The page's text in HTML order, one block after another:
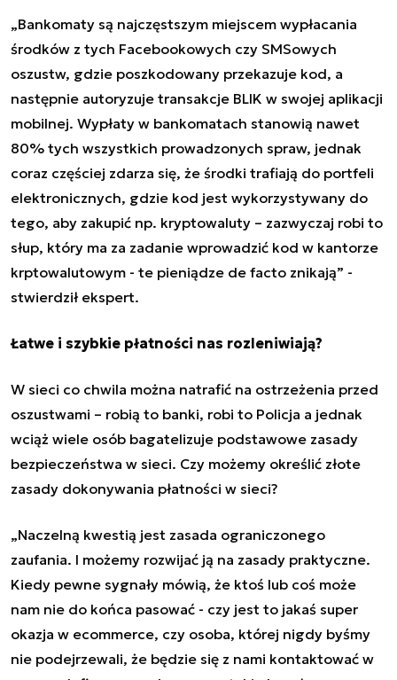
„Bankomaty są najczęstszym miejscem wypłacania
środków z tych Facebookowych czy SMSowych
oszustw, gdzie poszkodowany przekazuje kod, a
następnie autoryzuje transakcje BLIK w swojej aplikacji
mobilnej. Wypłaty w bankomatach stanowią nawet
80% tych wszystkich prowadzonych spraw, jednak
coraz częściej zdarza się, że środki trafiają do portfeli
elektronicznych, gdzie kod jest wykorzystywany do
tego, aby zakupić np. kryptowaluty – zazwyczaj robi to
słup, który ma za zadanie wprowadzić kod w kantorze
krptowalutowym - te pieniądze de facto znikają” -
stwierdził ekspert.
Łatwe i szybkie płatności nas rozleniwiają?
W sieci co chwila można natrafić na ostrzeżenia przed
oszustwami – robią to banki, robi to Policja a jednak
wciąż wiele osób bagatelizuje podstawowe zasady
bezpieczeństwa w sieci. Czy możemy określić złote
zasady dokonywania płatności w sieci?
„Naczelną kwestią jest zasada ograniczonego
zaufania. I możemy rozwijać ją na zasady praktyczne.
Kiedy pewne sygnały mówią, że ktoś lub coś może
nam nie do końca pasować - czy jest to jakaś super
okazja w ecommerce, czy osoba, której nigdy byśmy
nie podejrzewali, że będzie się z nami kontaktować w